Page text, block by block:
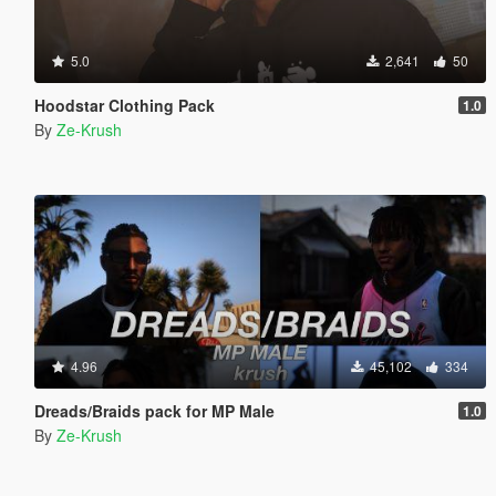
5.0 2,641 50
Hoodstar Clothing Pack 1.0
By Ze-Krush
4.96 45,102 334
Dreads/Braids pack for MP Male 1.0
By Ze-Krush